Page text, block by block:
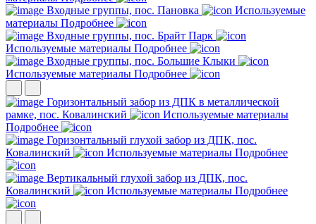
Входные группы, пос. Пановка
Используемые
материалы Подробнее
Входные группы, пос. Брайт Парк
Используемые материалы Подробнее
Входные группы, пос. Большие Клыки
Используемые материалы Подробнее
Горизонтальный забор из ДПК в металлической
рамке, пос. Ковалинский
Используемые материалы
Подробнее
Горизонтальный глухой забор из ДПК, пос.
Ковалинский
Используемые материалы Подробнее
Вертикальный глухой забор из ДПК, пос.
Ковалинский
Используемые материалы Подробнее